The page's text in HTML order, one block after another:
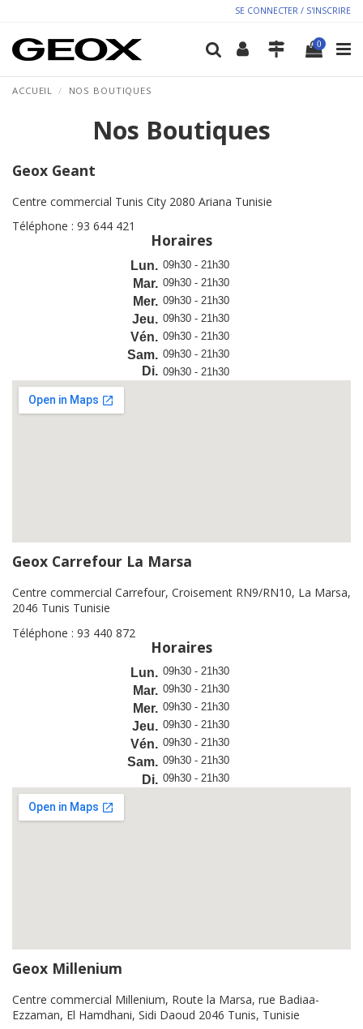
SE CONNECTER / S'INSCRIRE
0
ACCUEIL NOS BOUTIQUES
Nos Boutiques
Geox Geant
Centre commercial Tunis City 2080 Ariana Tunisie
Téléphone : 93 644 421
Horaires
Lun. 09h30 - 21h30
Mar. 09h30 - 21h30
Mer. 09h30 - 21h30
Jeu. 09h30 - 21h30
Vén. 09h30 - 21h30
Sam. 09h30 - 21h30
Di. 09h30 - 21h30
Geox Carrefour La Marsa
Centre commercial Carrefour, Croisement RN9/RN10, La Marsa,
2046 Tunis Tunisie
Téléphone : 93 440 872
Horaires
Lun. 09h30 - 21h30
Mar. 09h30 - 21h30
Mer. 09h30 - 21h30
Jeu. 09h30 - 21h30
Vén. 09h30 - 21h30
Sam. 09h30 - 21h30
Di. 09h30 - 21h30
Geox Millenium
Centre commercial Millenium, Route la Marsa, rue Badiaa-
Ezzaman, El Hamdhani, Sidi Daoud 2046 Tunis, Tunisie